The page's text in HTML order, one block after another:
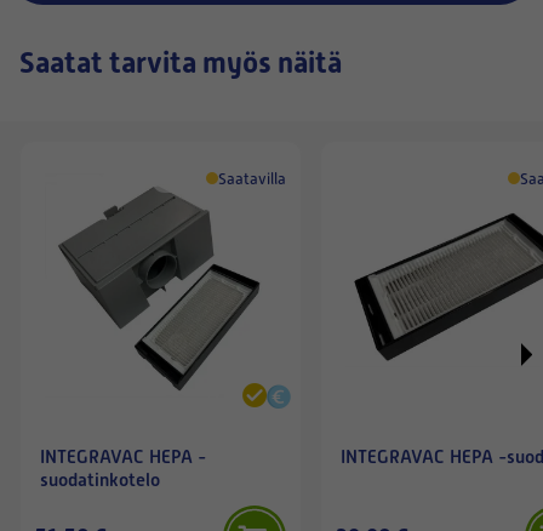
Saatat tarvita myös näitä
Saatavilla
INTEGRAVAC HEPA -
suodatinkotelo
INTEGRAVAC HEPA -